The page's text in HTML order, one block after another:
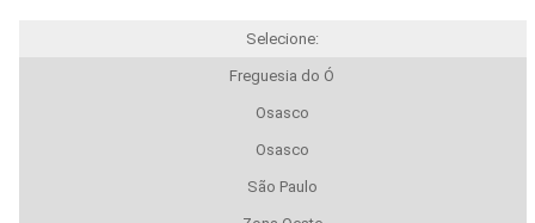
Selecione:
Freguesia do Ó
Osasco
Osasco
São Paulo